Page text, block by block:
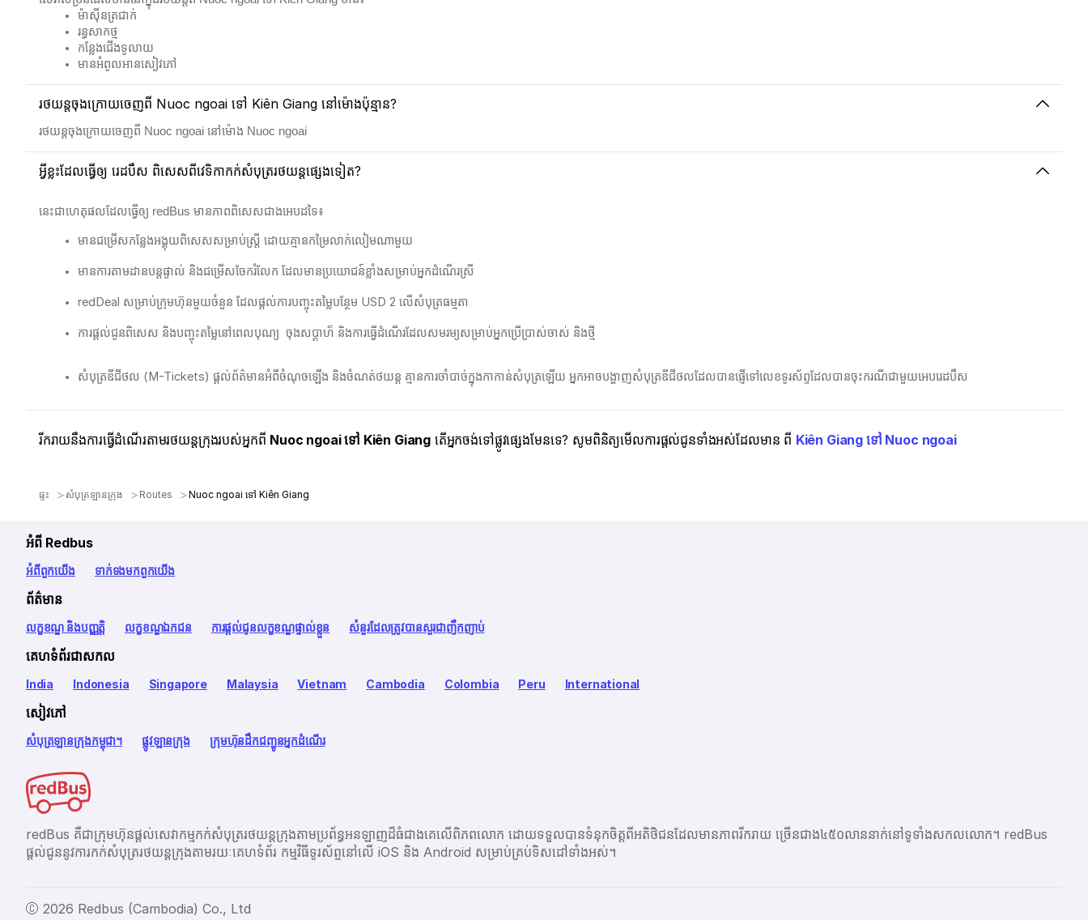
ម៉ាស៊ីនត្រជាក់
រន្ធសាកថ្ម
កន្លែងជើងទូលាយ
មានអំពូលអានសៀវភៅ
រថយន្តចុងក្រោយចេញពី Nuoc ngoai ទៅ Kiên Giang នៅម៉ោងប៉ុន្មាន?
រថយន្តចុងក្រោយចេញពី Nuoc ngoai នៅម៉ោង Nuoc ngoai
អ្វីខ្លះដែលធ្វើឲ្យ រេដបឹស ពិសេសពីវេទិកាកក់សំបុត្ររថយន្តផ្សេងទៀត?
នេះជាហេតុផលដែលធ្វើឲ្យ redBus មានភាពពិសេសជាងអេបដទៃ៖
មានជម្រើសកន្លែងអង្គុយពិសេសសម្រាប់ស្ត្រី ដោយគ្មានកម្រៃលាក់លៀមណាមួយ
មានការតាមដានបន្តផ្ទាល់ និងជម្រើសចែករំលែក ដែលមានប្រយោជន៍ខ្លាំងសម្រាប់អ្នកដំណើរស្រី
redDeal សម្រាប់ក្រុមហ៊ុនមួយចំនួន ដែលផ្តល់ការបញ្ចុះតម្លៃបន្ថែម USD 2 លើសំបុត្រធម្មតា
ការផ្តល់ជូនពិសេស និងបញ្ចុះតម្លៃនៅពេលបុណ្យ ​ ចុងសប្ដាហ៏ និងការធ្វើដំណើរដែលសមរម្យសម្រាប់អ្នកប្រើប្រាស់ចាស់ និងថ្មី
សំបុត្រឌីជីថល (M-Tickets) ផ្តល់ព័ត៌មានអំពីចំណុចឡើង និងចំណត់ថយន្ត គ្មានការចាំបាច់ក្នុងកាកាន់សំបុត្រឡើយ​ អ្នកអាចបង្ហាញសំបុត្រឌីជីថលដែលបានផ្ញើទៅលេខទូរស័ព្ទដែលបានចុះករណីជាមួយអេបរេដបឹស
រីករាយនឹងការធ្វើដំណើរតាមរថយន្តក្រុងរបស់អ្នកពី Nuoc ngoai ទៅ Kiên Giang តើអ្នកចង់ទៅផ្លូវផ្សេងមែនទេ? សូមពិនិត្យមើលការផ្តល់ជូនទាំងអស់ដែលមាន ពី Kiên Giang ទៅ Nuoc ngoai
ផ្ទះ សំបុត្រឡានក្រុង Routes Nuoc ngoai ទៅ Kiên Giang
អំពី Redbus
អំពី​ពួក​យើង ទាក់ទង​មក​ពួក​យើង
ព័ត៌មាន
លក្ខខណ្ឌ និងបញ្ញត្តិ លក្ខខណ្ឌឯកជន ការផ្តល់ជូនលក្ខខណ្ឌផ្ទាល់ខ្លួន សំនួរដែលត្រូវបានសួរជាញឹកញាប់
គេហទំព័រជាសកល
India Indonesia Singapore Malaysia Vietnam Cambodia Colombia Peru International
សៀវភៅ
សំបុត្រឡានក្រុងកម្ពុជា។ ផ្លូវឡានក្រុង ក្រុមហ៊ុនដឹកជញ្ជូនអ្នកដំណើរ
redBus គឺជាក្រុមហ៊ុនផ្តល់សេវាកម្មកក់សំបុត្ររថយន្តក្រុងតាមប្រព័ន្ធអនឡាញដ៏ធំជាងគេលើពិភពលោក ដោយទទួលបានទំនុកចិត្តពីអតិថិជនដែលមានភាពរីករាយ ច្រើនជាង​៤៥០លាននាក់នៅទូទាំងសកលលោក។ redBus
ផ្ដល់ជូននូវការកក់សំបុត្ររថយន្តក្រុងតាមរយៈគេហទំព័រ កម្មវិធីទូរស័ព្ចនៅលើ iOS និង Android សម្រាប់គ្រប់ទិសដៅទាំងអស់។
Ⓒ 2026 Redbus (Cambodia) Co., Ltd